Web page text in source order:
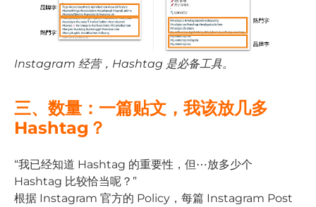
Instagram 经营，Hashtag 是必备工具。
三、数量：一篇贴文，我该放几多
Hashtag？
“我已经知道 Hashtag 的重要性，但⋯放多少个
Hashtag 比较恰当呢？”
根据 Instagram 官方的 Policy，每篇 Instagram Post